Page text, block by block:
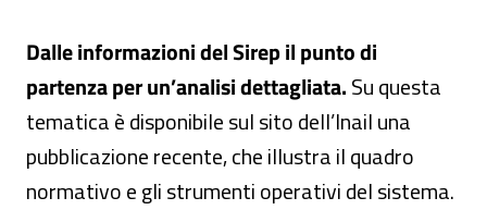
Dalle informazioni del Sirep il punto di
partenza per un’analisi dettagliata.Su questa
tematica è disponibile sul sito dell’Inail una
pubblicazione recente, che illustra il quadro
normativo e gli strumenti operativi del sistema.